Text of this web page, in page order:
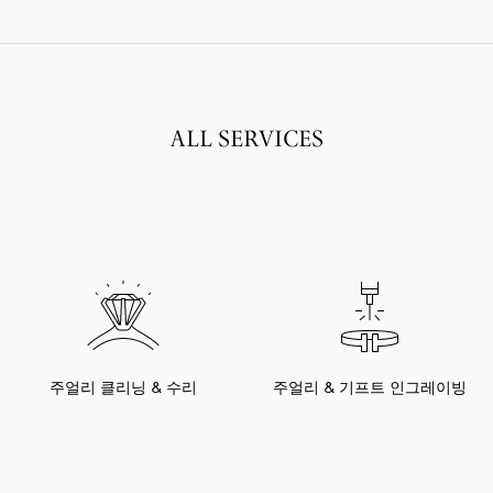
ALL SERVICES
주얼리 클리닝 & 수리 주얼리 & 기프트 인그레이빙